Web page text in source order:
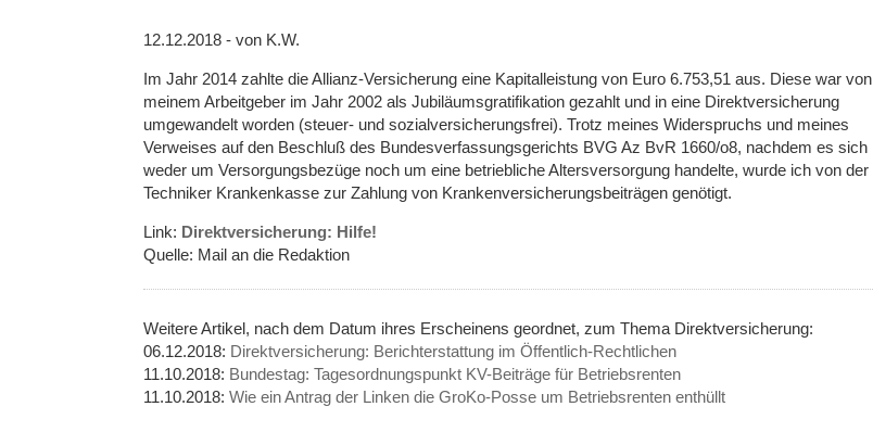
12.12.2018 - von K.W.
Im Jahr 2014 zahlte die Allianz-Versicherung eine Kapitalleistung von Euro 6.753,51 aus. Diese war von
meinem Arbeitgeber im Jahr 2002 als Jubiläumsgratifikation gezahlt und in eine Direktversicherung
umgewandelt worden (steuer- und sozialversicherungsfrei). Trotz meines Widerspruchs und meines
Verweises auf den Beschluß des Bundesverfassungsgerichts BVG Az BvR 1660/o8, nachdem es sich
weder um Versorgungsbezüge noch um eine betriebliche Altersversorgung handelte, wurde ich von der
Techniker Krankenkasse zur Zahlung von Krankenversicherungsbeiträgen genötigt.
Link: Direktversicherung: Hilfe!
Quelle: Mail an die Redaktion
Weitere Artikel, nach dem Datum ihres Erscheinens geordnet, zum Thema Direktversicherung:
06.12.2018: Direktversicherung: Berichterstattung im Öffentlich-Rechtlichen
11.10.2018: Bundestag: Tagesordnungspunkt KV-Beiträge für Betriebsrenten
11.10.2018: Wie ein Antrag der Linken die GroKo-Posse um Betriebsrenten enthüllt